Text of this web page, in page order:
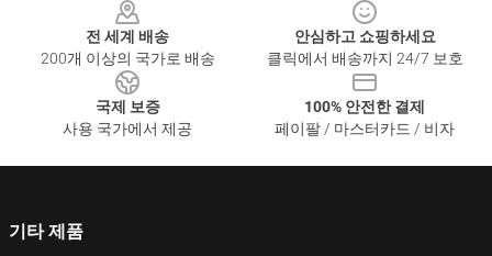
전 세계 배송
200개 이상의 국가로 배송
안심하고 쇼핑하세요
클릭에서 배송까지 24/7 보호
국제 보증
사용 국가에서 제공
100% 안전한 결제
페이팔 / 마스터카드 / 비자
기타 제품